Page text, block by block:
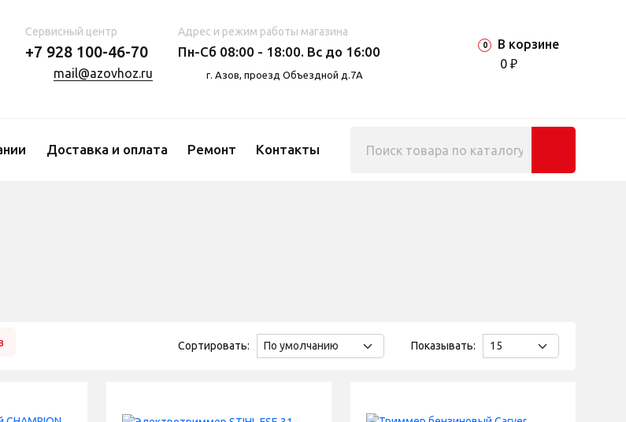
Сервисный центр
+7 928 100-46-70
mail@azovhoz.ru
Адрес и режим работы магазина
Пн-Сб 08:00 - 18:00. Вс до 16:00
г. Азов, проезд Объездной д.7А
В корзине
0
0 ₽
Доставка и оплата Ремонт Контакты
Сортировать: Показывать: